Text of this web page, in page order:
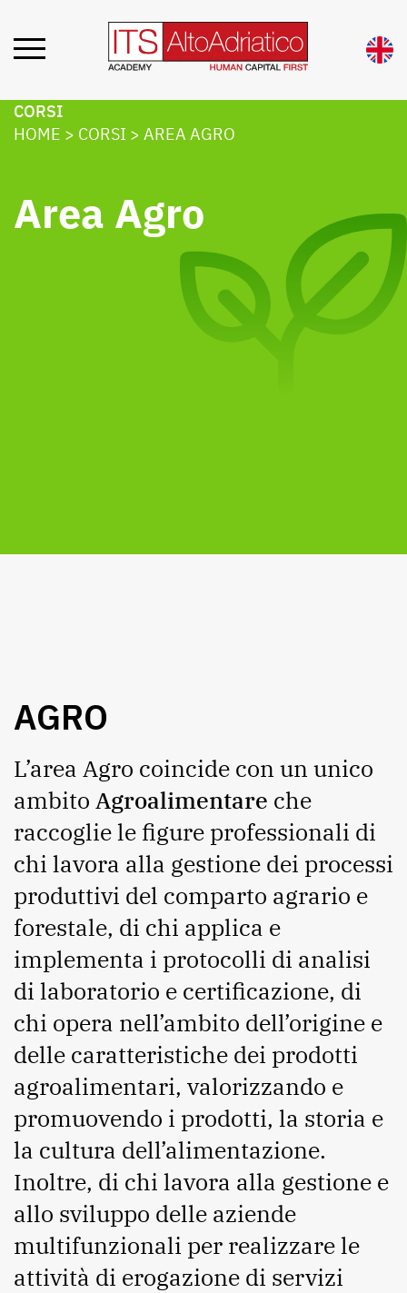
CORSI
HOME > CORSI > AREA AGRO
Area Agro
AGRO
L’area Agro coincide con un unico
ambito Agroalimentare che
raccoglie le figure professionali di
chi lavora alla gestione dei processi
produttivi del comparto agrario e
forestale, di chi applica e
implementa i protocolli di analisi
di laboratorio e certificazione, di
chi opera nell’ambito dell’origine e
delle caratteristiche dei prodotti
agroalimentari, valorizzando e
promuovendo i prodotti, la storia e
la cultura dell’alimentazione.
Inoltre, di chi lavora alla gestione e
allo sviluppo delle aziende
multifunzionali per realizzare le
attività di erogazione di servizi